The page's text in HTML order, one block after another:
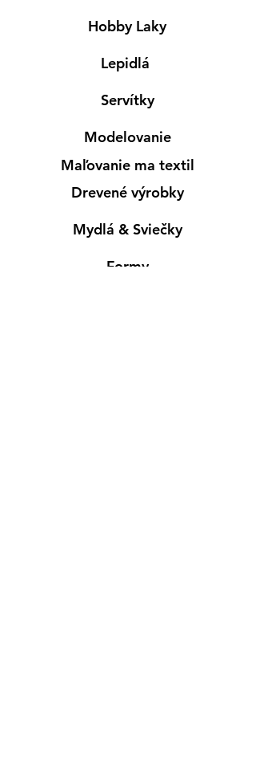
Hobby Laky
Lepidlá
Servítky
Modelovanie
Maľovanie ma textil
Drevené výrobky
Mydlá & Sviečky
Formy